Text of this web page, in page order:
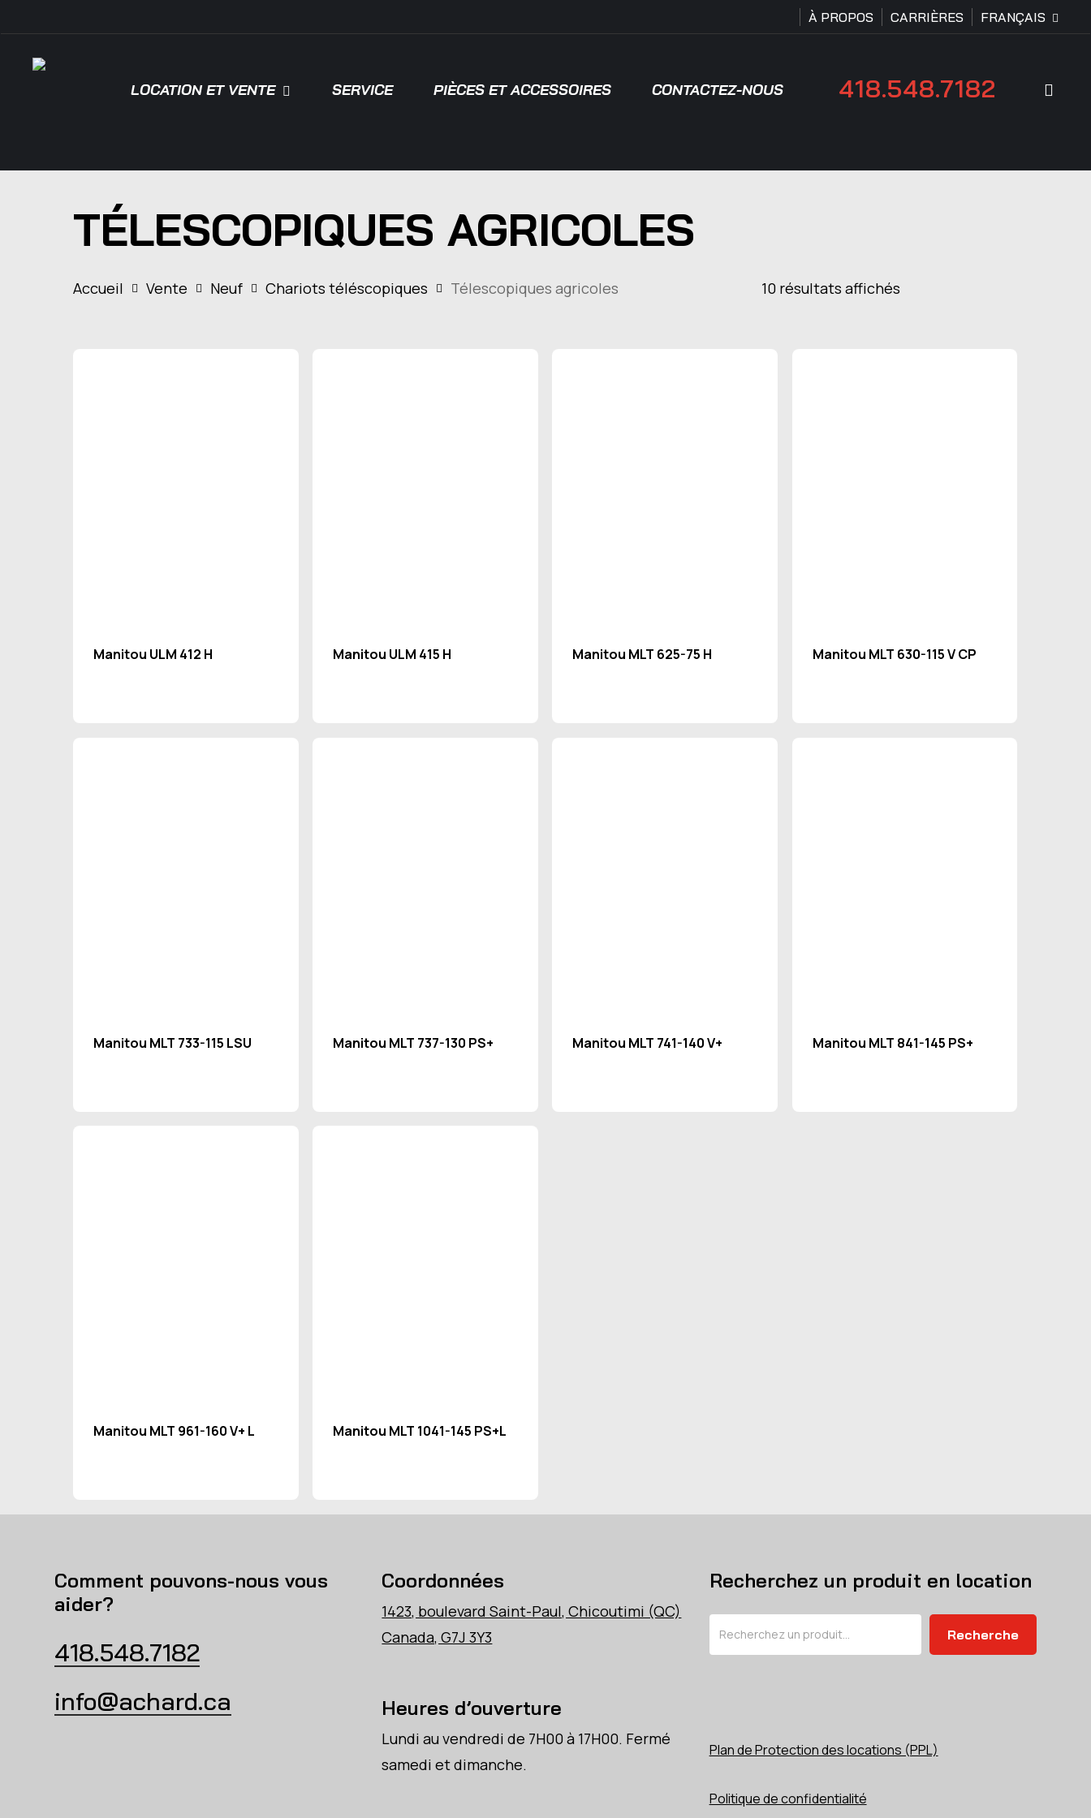
to
main
À PROPOS CARRIÈRES FRANÇAIS
LOCATION ET VENTE SERVICE PIÈCES ET ACCESSOIRES CONTACTEZ-NOUS 418.548.7182
TÉLESCOPIQUES AGRICOLES
10 résultats affichés
Accueil Vente Neuf Chariots téléscopiques Télescopiques agricoles
Manitou ULM 412 H Manitou ULM 415 H Manitou MLT 625-75 H Manitou MLT 630-115 V CP
Manitou MLT 733-115 LSU Manitou MLT 737-130 PS+ Manitou MLT 741-140 V+ Manitou MLT 841-145 PS+
Manitou MLT 961-160 V+ L Manitou MLT 1041-145 PS+L
Comment pouvons-nous vous
aider?
418.548.7182
info@achard.ca
Coordonnées
1423, boulevard Saint-Paul, Chicoutimi (QC)
Canada, G7J 3Y3
Heures d’ouverture
Lundi au vendredi de 7H00 à 17H00. Fermé
samedi et dimanche.
Recherchez un produit en location
Recherche
Plan de Protection des locations (PPL)
Politique de confidentialité